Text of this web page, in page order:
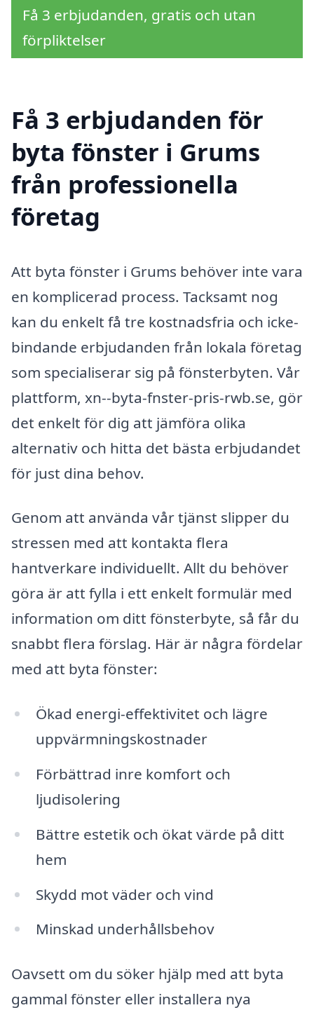
Få 3 erbjudanden, gratis och utan
förpliktelser
Få 3 erbjudanden för
byta fönster i Grums
från professionella
företag
Att byta fönster i Grums behöver inte vara
en komplicerad process. Tacksamt nog
kan du enkelt få tre kostnadsfria och icke-
bindande erbjudanden från lokala företag
som specialiserar sig på fönsterbyten. Vår
plattform, xn--byta-fnster-pris-rwb.se, gör
det enkelt för dig att jämföra olika
alternativ och hitta det bästa erbjudandet
för just dina behov.
Genom att använda vår tjänst slipper du
stressen med att kontakta flera
hantverkare individuellt. Allt du behöver
göra är att fylla i ett enkelt formulär med
information om ditt fönsterbyte, så får du
snabbt flera förslag. Här är några fördelar
med att byta fönster:
Ökad energi-effektivitet och lägre
uppvärmningskostnader
Förbättrad inre komfort och
ljudisolering
Bättre estetik och ökat värde på ditt
hem
Skydd mot väder och vind
Minskad underhållsbehov
Oavsett om du söker hjälp med att byta
gammal fönster eller installera nya